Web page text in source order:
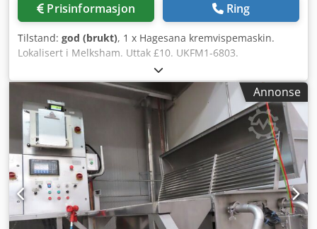
Prisinformasjon Ring
Tilstand: god (brukt), 1 x Hagesana kremvispemaskin.
Lokalisert i Melksham. Uttak £10. UKFM1-6803.
Annonse